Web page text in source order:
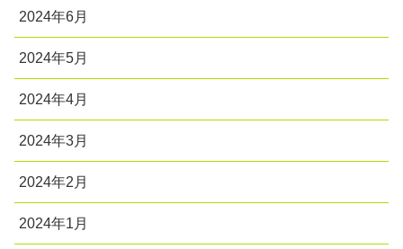
2024年6月
2024年5月
2024年4月
2024年3月
2024年2月
2024年1月